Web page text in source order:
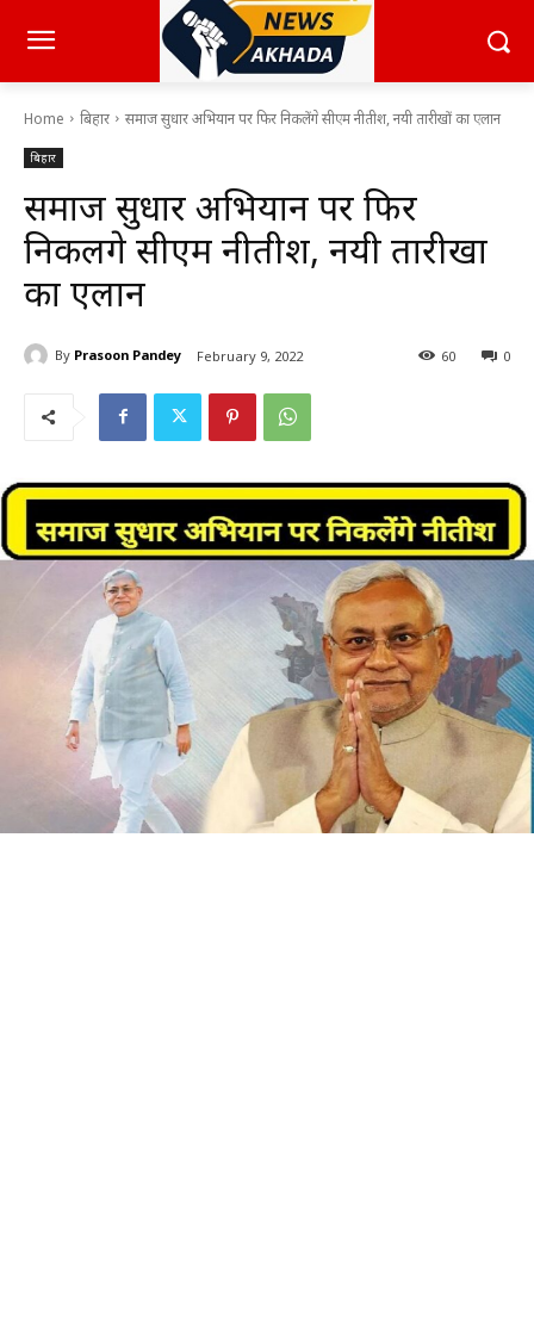
Home बिहार समाज सुधार अभियान पर फिर निकलेंगे सीएम नीतीश, नयी तारीखों का एलान
बिहार
समाज सुधार अभियान पर फिर
निकलेंगे सीएम नीतीश, नयी तारीखों
का एलान
By Prasoon Pandey February 9, 2022 0
60